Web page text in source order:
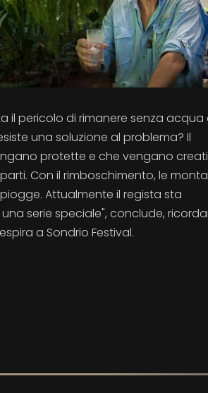
il pericolo di rimanere senza acqua
una soluzione al problema? Il
protette e che vengano creati
Con il rimboschimento, le
Attualmente il regista sta
serie speciale", conclude,
a Sondrio Festival.